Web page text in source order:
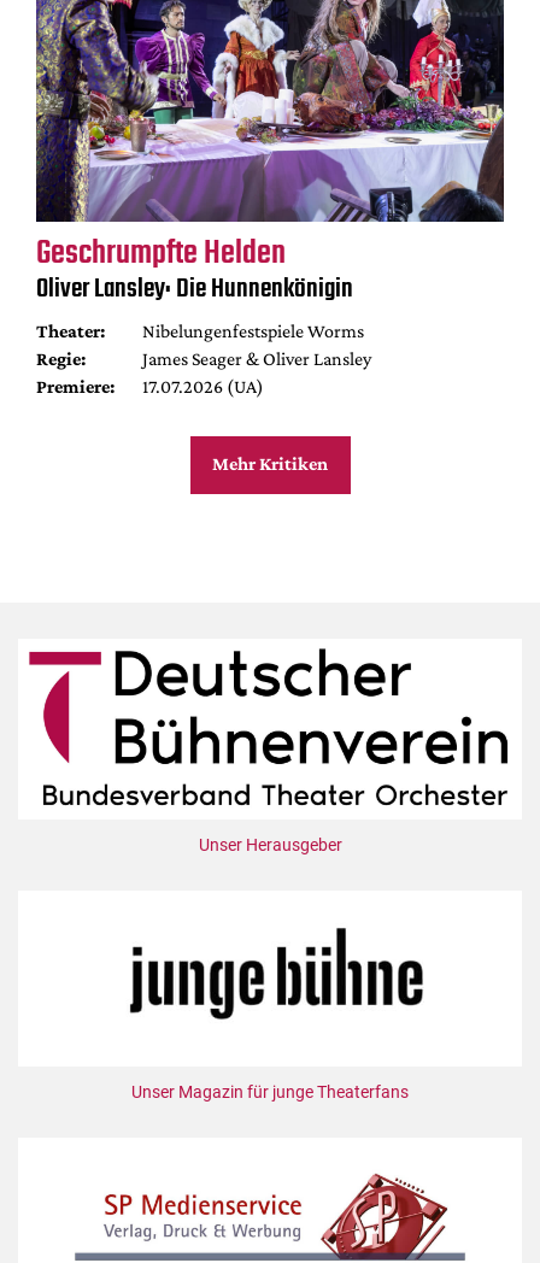
Geschrumpfte Helden
Oliver Lansley: Die Hunnenkönigin
Theater:
Nibelungenfestspiele Worms
Regie:
James Seager & Oliver Lansley
Premiere:
17.07.2026 (UA)
Mehr Kritiken
Unser Herausgeber
Unser Magazin für junge Theaterfans